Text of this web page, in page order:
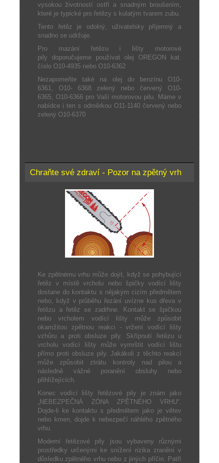
vysokou životností ostří a snadným broušením,
které je typické pro řetězy s kulatým tvarem zubu.
Tento řetěz je odolný, uživatelsky příjemný a
snadno se udržuje.
Pro mazání řetězu i lišty motorové
pily doporučujeme používat olej OREGON kat.
číslo O10-4935 nebo O10-6362
Nezapomeňte také na olej do benzínu O10-
6361, O10- 6368 zelený nebo červený O10-
6365, O10-6366 pro Vaší motorovou pilu. Máme v
nabídce i ten s odměrkou O11-1140 červený nebo
zelený O10-6370
Chraňte své zdraví - Pozor na zpětný vrh
Ke zpětnému vrhu může dojít, když se pohybující
řetěz v místě vrcholu nebo špičky vodící lišty
dostane do kontaktu s nějakým cizím předmětem
nebo, když v průběhu řezání uvízne kus dřeva v
řetězu a řetěz se zadrhne. Kontakt se špičkou
nebo vrcholem vodící lišty může způsobit
okamžitou zpětnou reakci - vržení vodící lišty
vzhůru a proti obsluze pily. Skřípnutí řetězu u
vrcholu vodící lišty může vymrštit vodící lištu
přímo proti obsluze pily. Jakákoli z těchto reakcí
může způsobit ztrátu kontroly nad pilou a
následně vážné poranění obsluhy nebo
přihlížejících.
Konec vodící lišty řetězové pily je znám jako
„NEBEZPEČNÁ ZÓNA ZPĚTNÉHO VRHU“.
Dojde-li ke kontaktu s předmětem jako je větev
nebo kmen, dojde k nebezpečí náhlého zpětného
vrhu.
Moderní řetězové pily jsou vybaveny různými
prostředky určenými ke snížení rizika zranění v
důsledku zpětného vrhu nebo z jiných příčin. Patří